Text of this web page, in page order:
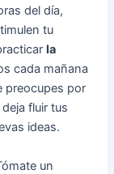
del día,
tu
la
cada mañana
preocupes por
fluir tus
ideas.
un